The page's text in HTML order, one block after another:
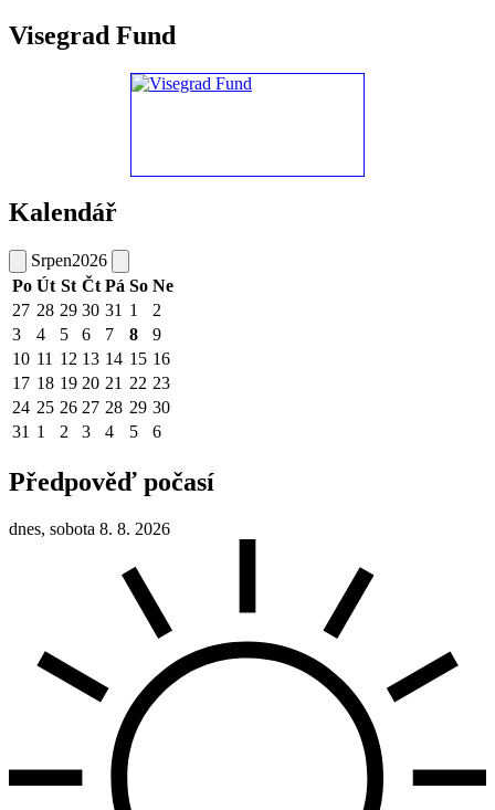
Visegrad Fund
Kalendář
Srpen2026
Po Út St Čt Pá So Ne
27 28 29 30 31 1
2
3
4 5 6 7 8
9
10 11 12 13 14 15 16
17 18 19 20 21 22 23
24 25 26 27 28 29 30
31 1 2 3 4 5 6
Předpověď počasí
dnes, sobota 8. 8. 2026